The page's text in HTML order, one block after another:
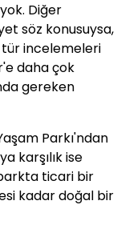
Diğer
söz konusuysa,
incelemeleri
daha çok
gereken
Parkı'ndan
karşılık ise
ticari bir
kadar doğal bir